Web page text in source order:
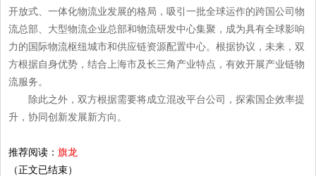
开放式、一体化物流业发展的格局，吸引一批全球运作的跨国公司物
流总部、大型物流企业总部和物流研发中心集聚，成为具有全球影响
力的国际物流枢纽城市和供应链资源配置中心。根据协议，未来，双
方根据自身优势，结合上海市及长三角产业特点，有效开展产业链物
流服务。
除此之外，双方根据需要将成立混改平台公司，探索国企效率提
升，协同创新发展新方向。
推荐阅读：旗龙
（正文已结束）